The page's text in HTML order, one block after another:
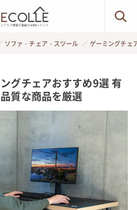
ソファ・チェア・スツール ゲーミングチェ
グチェアおすすめ9選 有
質な商品を厳選